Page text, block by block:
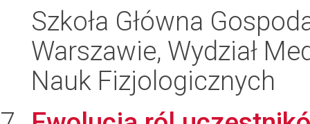
Szkoła Główna
Warszawie, Wydział
Nauk Fizjologicznych